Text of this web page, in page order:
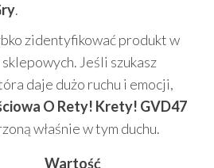
.
zidentyfikować produkt w
Jeśli szukasz
daje dużo ruchu i emocji,
O Rety! Krety! GVD47
właśnie w tym duchu.
Wartość